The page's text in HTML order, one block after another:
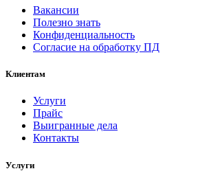
Вакансии
Полезно знать
Конфиденциальность
Согласие на обработку ПД
Клиентам
Услуги
Прайс
Выигранные дела
Контакты
Услуги